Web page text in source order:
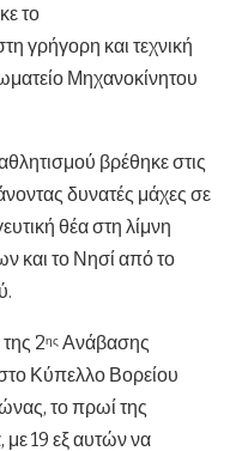
το
γρήγορη και τεχνική
Μηχανοκίνητου
βρέθηκε στις
δυνατές μάχες σε
θέα στη λίμνη
και το Νησί από το
2ης Ανάβασης
Κύπελλο Βορείου
το πρωί της
με 19 εξ αυτών να